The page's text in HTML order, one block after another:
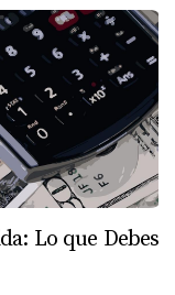
Lo que Debes